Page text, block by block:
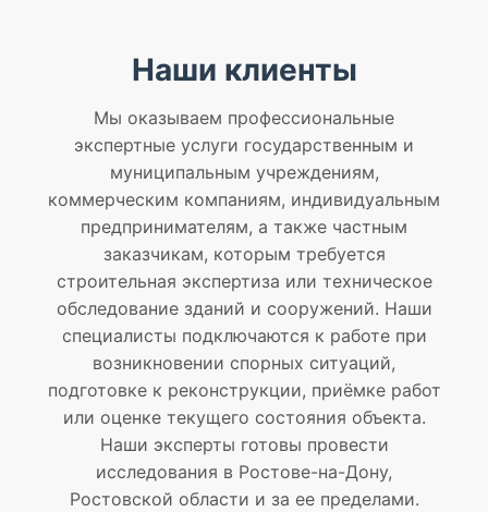
Наши клиенты
Мы оказываем профессиональные
экспертные услуги государственным и
муниципальным учреждениям,
коммерческим компаниям, индивидуальным
предпринимателям, а также частным
заказчикам, которым требуется
строительная экспертиза или техническое
обследование зданий и сооружений. Наши
специалисты подключаются к работе при
возникновении спорных ситуаций,
подготовке к реконструкции, приёмке работ
или оценке текущего состояния объекта.
Наши эксперты готовы провести
исследования в Ростове-на-Дону,
Ростовской области и за ее пределами.